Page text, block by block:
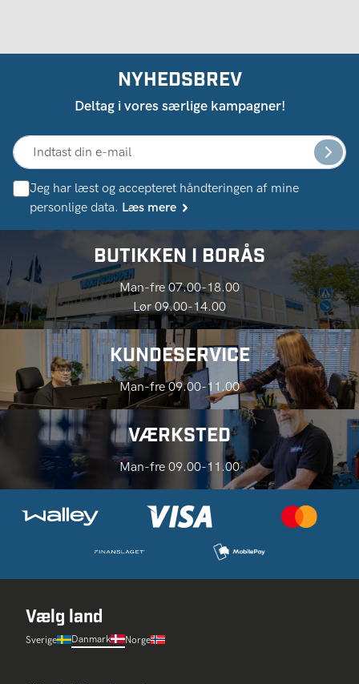
NYHEDSBREV
Deltag i vores særlige kampagner!
Jeg har læst og accepteret håndteringen af ​​mine
personlige data. Læs mere
BUTIKKEN I BORÅS
Man-fre 07.00-18.00
Lør 09.00-14.00
KUNDESERVICE
Man-fre 09.00-11.00
VÆRKSTED
Man-fre 09.00-11.00
Vælg land
Sverige Danmark Norge